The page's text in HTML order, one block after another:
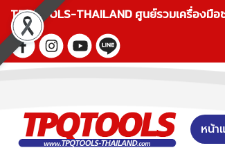
TPQTOOLS-THAILAND ศูนย์รวมเครื่อง
หน้า